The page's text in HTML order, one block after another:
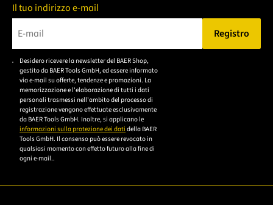
Il tuo indirizzo e-mail
Bitte geben Sie eine gültige E-Mail-Adresse ein.
Registro
Desidero ricevere la newsletter del BAER Shop,
gestito da BAER Tools GmbH, ed essere informato
via e-mail su offerte, tendenze e promozioni. La
memorizzazione e l'elaborazione di tutti i dati
personali trasmessi nell'ambito del processo di
registrazione vengono effettuate esclusivamente
da BAER Tools GmbH. Inoltre, si applicano le
informazioni sulla protezione dei dati della BAER
Tools GmbH. Il consenso può essere revocato in
qualsiasi momento con effetto futuro alla fine di
ogni e-mail..